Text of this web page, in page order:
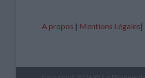
A propos | Mentions Légales|